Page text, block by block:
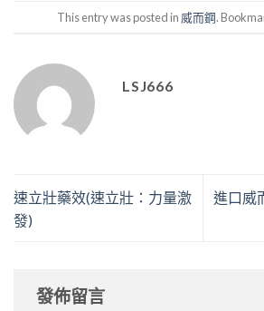
This entry was posted in 威而鋼.
LSJ666
速立壯藥效(速立壯：力量激
發)
進口威
發佈留言